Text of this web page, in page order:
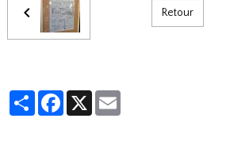
Retour
PartagerFacebook
X